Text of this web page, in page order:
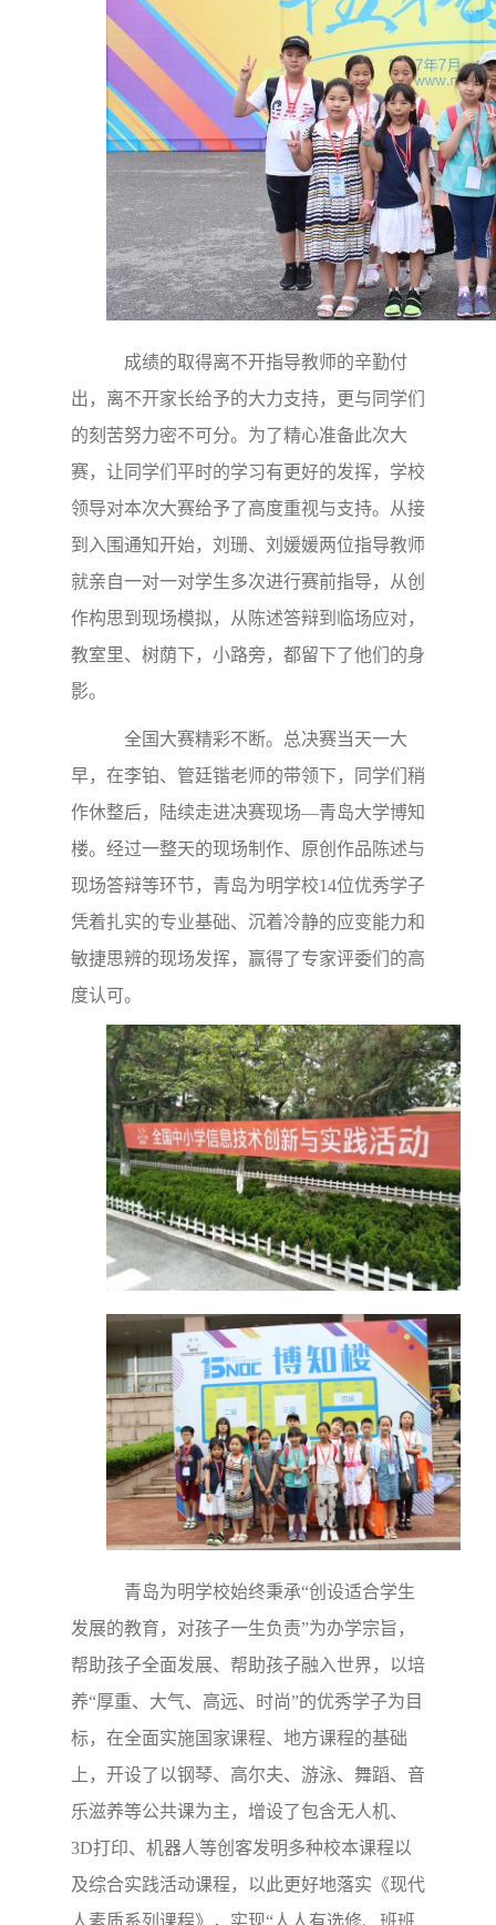
成绩的取得离不开指导教师的辛勤付
出，离不开家长给予的大力支持，更与同学们
的刻苦努力密不可分。为了精心准备此次大
赛，让同学们平时的学习有更好的发挥，学校
领导对本次大赛给予了高度重视与支持。从接
到入围通知开始，刘珊、刘媛媛两位指导教师
就亲自一对一对学生多次进行赛前指导，从创
作构思到现场模拟，从陈述答辩到临场应对，
教室里、树荫下，小路旁，都留下了他们的身
影。
全国大赛精彩不断。总决赛当天一大
早，在李铂、管廷锴老师的带领下，同学们稍
作休整后，陆续走进决赛现场—青岛大学博知
楼。经过一整天的现场制作、原创作品陈述与
现场答辩等环节，青岛为明学校14位优秀学子
凭着扎实的专业基础、沉着冷静的应变能力和
敏捷思辨的现场发挥，赢得了专家评委们的高
度认可。
青岛为明学校始终秉承“创设适合学生
发展的教育，对孩子一生负责”为办学宗旨，
帮助孩子全面发展、帮助孩子融入世界，以培
养“厚重、大气、高远、时尚”的优秀学子为目
标，在全面实施国家课程、地方课程的基础
上，开设了以钢琴、高尔夫、游泳、舞蹈、音
乐滋养等公共课为主，增设了包含无人机、
3D打印、机器人等创客发明多种校本课程以
及综合实践活动课程，以此更好地落实《现代